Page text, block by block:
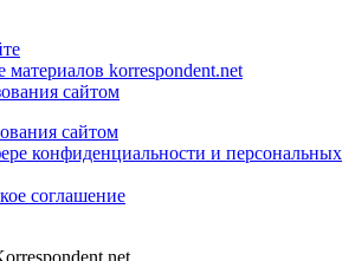
материалов korrespondent.net
сайтом
сайтом
конфиденциальности и персональных
соглашение